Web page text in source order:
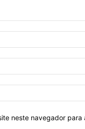
neste navegador